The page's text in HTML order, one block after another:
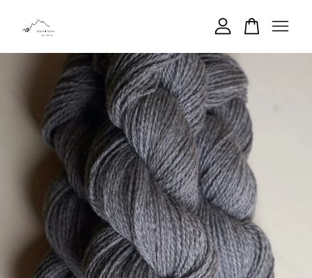
您的購物車目前還是空的。
繼續購物